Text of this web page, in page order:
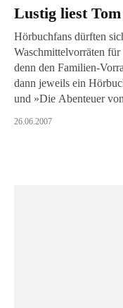
Lustig liest
Hörbuchfans dürften
Waschmittelvorräten für
denn den Familien-
dann jeweils ein
und »Die Abenteuer
26.06.2007